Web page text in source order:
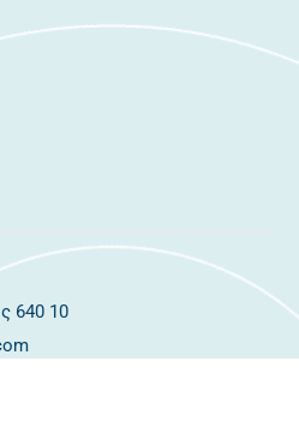
640 10